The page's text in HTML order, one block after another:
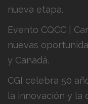
nueva etapa.
Evento CQCC |
nuevas
y Canadá.
CGI celebra 50
la innovación y la